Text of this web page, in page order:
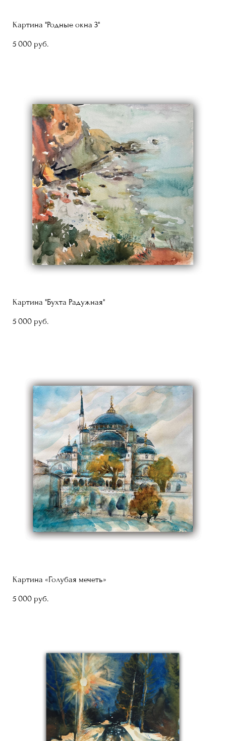
Картина "Родные окна 3"
5 000 pуб.
Картина "Бухта Радужная"
5 000 pуб.
Картина «Голубая мечеть»
5 000 pуб.